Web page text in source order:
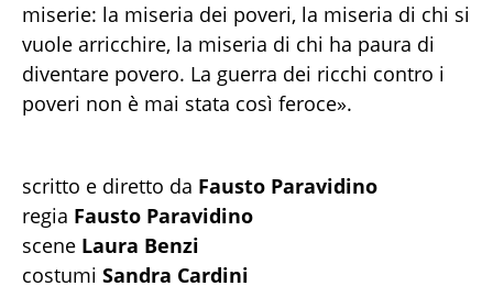
miserie: la miseria dei poveri, la miseria di chi si
vuole arricchire, la miseria di chi ha paura di
diventare povero. La guerra dei ricchi contro i
poveri non è mai stata così feroce».
scritto e diretto da Fausto Paravidino
regia Fausto Paravidino
scene Laura Benzi
costumi Sandra Cardini